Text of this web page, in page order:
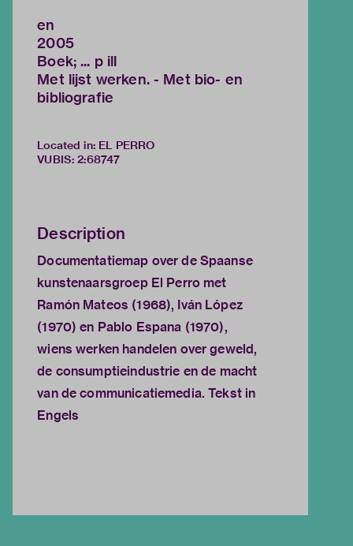
en
2005
Boek; ... p ill
Met lijst werken. - Met bio- en
bibliografie
Located in: EL PERRO
VUBIS: 2:68747
Description
Documentatiemap over de Spaanse
kunstenaarsgroep El Perro met
Ramón Mateos (1968), Iván López
(1970) en Pablo Espana (1970),
wiens werken handelen over geweld,
de consumptieindustrie en de macht
van de communicatiemedia. Tekst in
Engels